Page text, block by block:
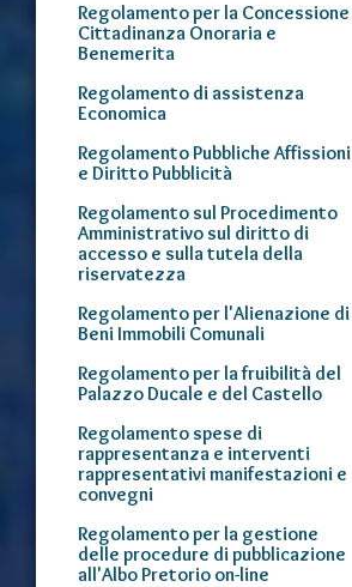
Regolamento per la Concessione
Cittadinanza Onoraria e
Benemerita
Regolamento di assistenza
Economica
Regolamento Pubbliche Affissioni
e Diritto Pubblicità
Regolamento sul Procedimento
Amministrativo sul diritto di
accesso e sulla tutela della
riservatezza
Regolamento per l'Alienazione di
Beni Immobili Comunali
Regolamento per la fruibilità del
Palazzo Ducale e del Castello
Regolamento spese di
rappresentanza e interventi
rappresentativi manifestazioni e
convegni
Regolamento per la gestione
delle procedure di pubblicazione
all'Albo Pretorio on-line